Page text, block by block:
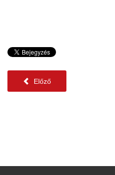
Előző